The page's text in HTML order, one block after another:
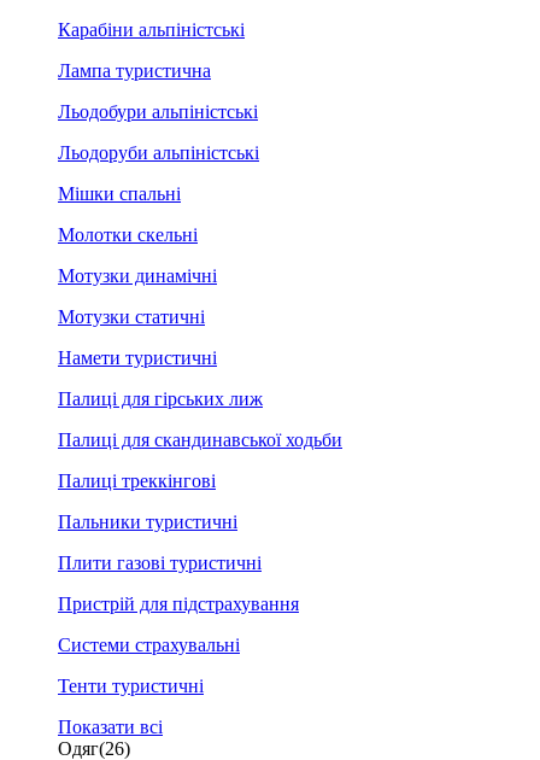
Карабіни альпіністські
Лампа туристична
Льодобури альпіністські
Льодоруби альпіністські
Мішки спальні
Молотки скельні
Мотузки динамічні
Мотузки статичні
Намети туристичні
Палиці для гірських лиж
Палиці для скандинавської ходьби
Палиці треккінгові
Пальники туристичні
Плити газові туристичні
Пристрій для підстрахування
Системи страхувальні
Тенти туристичні
Показати всі
Одяг(26)